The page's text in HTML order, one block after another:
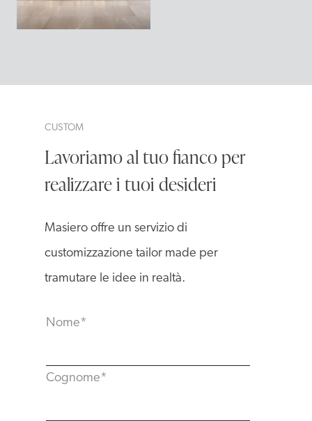
CUSTOM
Lavoriamo al tuo fianco per
realizzare i tuoi desideri
Masiero offre un servizio di
customizzazione tailor made per
tramutare le idee in realtà.
Nome*
Cognome*